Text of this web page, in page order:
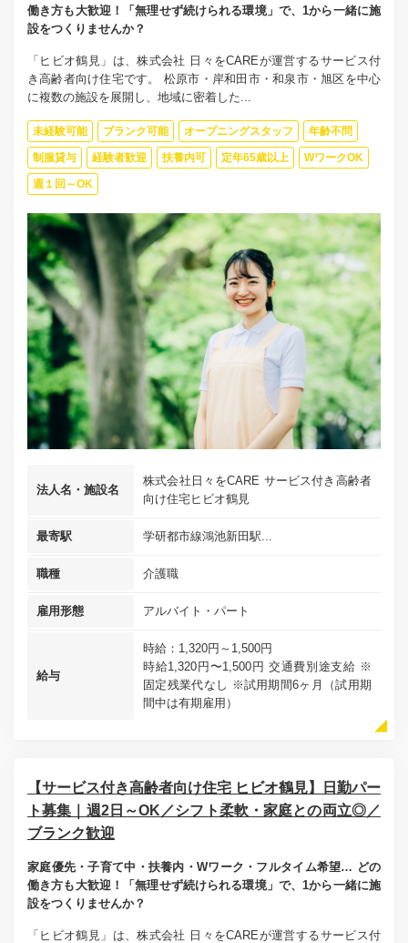
働き方も大歓迎！「無理せず続けられる環境」で、1から一緒に施
設をつくりませんか？
「ヒビオ鶴見」は、株式会社 日々をCAREが運営するサービス付
き高齢者向け住宅です。 松原市・岸和田市・和泉市・旭区を中心
に複数の施設を展開し、地域に密着した...
未経験可能 ブランク可能 オープニングスタッフ 年齢不問
制服貸与 経験者歓迎 扶養内可 定年65歳以上 WワークOK
週１回～OK
法人名・施設名
株式会社日々をCARE サービス付き高齢者
向け住宅ヒビオ鶴見
最寄駅 学研都市線鴻池新田駅...
職種 介護職
雇用形態 アルバイト・パート
給与
時給：1,320円～1,500円
時給1,320円〜1,500円 交通費別途支給 ※
固定残業代なし ※試用期間6ヶ月（試用期
間中は有期雇用）
【サービス付き高齢者向け住宅 ヒビオ鶴見】日勤パー
ト募集｜週2日～OK／シフト柔軟・家庭との両立◎／
ブランク歓迎
家庭優先・子育て中・扶養内・Wワーク・フルタイム希望… どの
働き方も大歓迎！「無理せず続けられる環境」で、1から一緒に施
設をつくりませんか？
「ヒビオ鶴見」は、株式会社 日々をCAREが運営するサービス付